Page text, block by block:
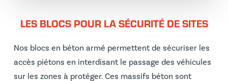
LES BLOCS POUR LA SÉCURITÉ DE SITES
Nos blocs en béton armé permettent de sécuriser les
accès piétons en interdisant le passage des véhicules
sur les zones à protéger. Ces massifs béton sont